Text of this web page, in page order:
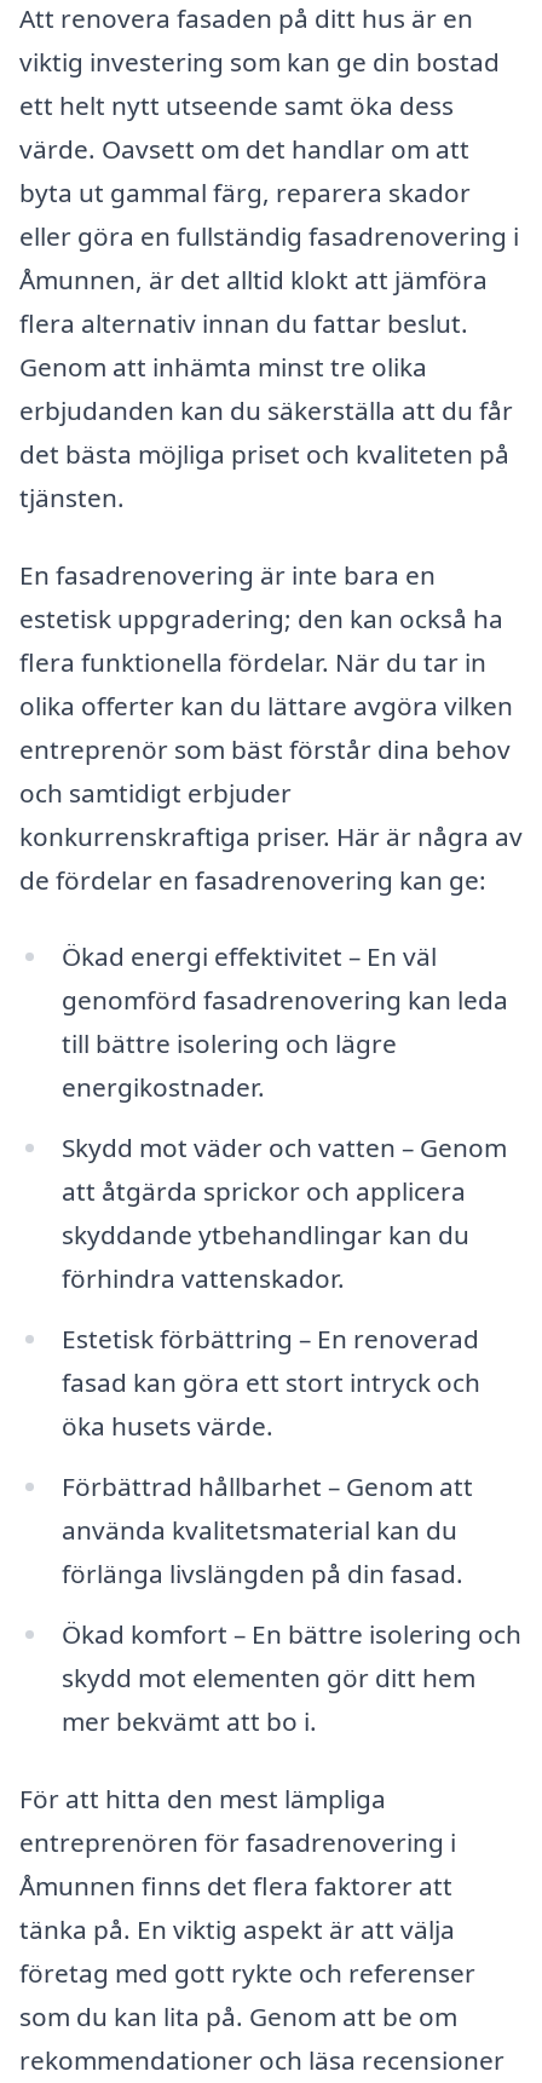
Att renovera fasaden på ditt hus är en
viktig investering som kan ge din bostad
ett helt nytt utseende samt öka dess
värde. Oavsett om det handlar om att
byta ut gammal färg, reparera skador
eller göra en fullständig fasadrenovering i
Åmunnen, är det alltid klokt att jämföra
flera alternativ innan du fattar beslut.
Genom att inhämta minst tre olika
erbjudanden kan du säkerställa att du får
det bästa möjliga priset och kvaliteten på
tjänsten.
En fasadrenovering är inte bara en
estetisk uppgradering; den kan också ha
flera funktionella fördelar. När du tar in
olika offerter kan du lättare avgöra vilken
entreprenör som bäst förstår dina behov
och samtidigt erbjuder
konkurrenskraftiga priser. Här är några av
de fördelar en fasadrenovering kan ge:
Ökad energi effektivitet – En väl
genomförd fasadrenovering kan leda
till bättre isolering och lägre
energikostnader.
Skydd mot väder och vatten – Genom
att åtgärda sprickor och applicera
skyddande ytbehandlingar kan du
förhindra vattenskador.
Estetisk förbättring – En renoverad
fasad kan göra ett stort intryck och
öka husets värde.
Förbättrad hållbarhet – Genom att
använda kvalitetsmaterial kan du
förlänga livslängden på din fasad.
Ökad komfort – En bättre isolering och
skydd mot elementen gör ditt hem
mer bekvämt att bo i.
För att hitta den mest lämpliga
entreprenören för fasadrenovering i
Åmunnen finns det flera faktorer att
tänka på. En viktig aspekt är att välja
företag med gott rykte och referenser
som du kan lita på. Genom att be om
rekommendationer och läsa recensioner